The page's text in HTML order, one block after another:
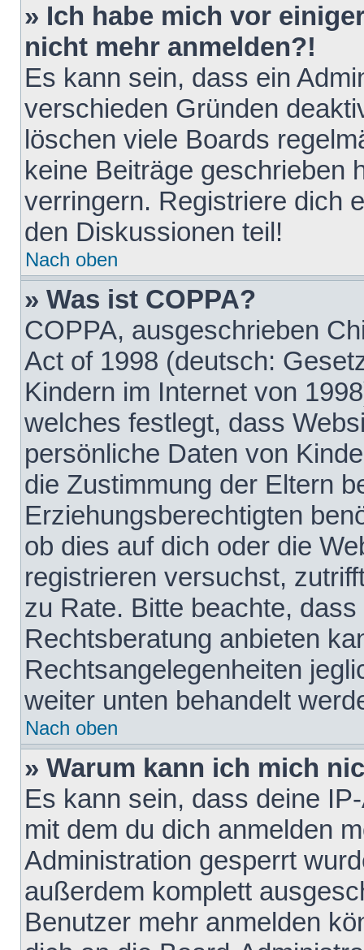
» Ich habe mich vor
nicht mehr anmelden?!
Es kann sein, dass ein
verschieden Gründen
löschen viele Boards
keine Beiträge geschrieben
verringern. Registriere dich
den Diskussionen teil!
Nach oben
» Was ist COPPA?
COPPA, ausgeschrieben
Act of 1998 (deutsch:
Kindern im Internet von
welches festlegt, dass
persönliche Daten von
die Zustimmung der Eltern
Erziehungsberechtigten
ob dies auf dich oder die
registrieren versuchst,
zu Rate. Bitte beachte,
Rechtsberatung anbieten
Rechtsangelegenheiten
weiter unten behandelt
Nach oben
» Warum kann ich mich
Es kann sein, dass deine
mit dem du dich anmelden
Administration gesperrt
außerdem komplett
Benutzer mehr anmelden